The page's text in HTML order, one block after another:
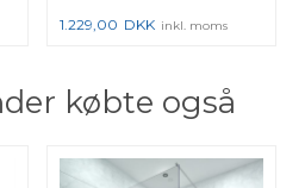
1.229,00 DKK inkl. moms
købte også